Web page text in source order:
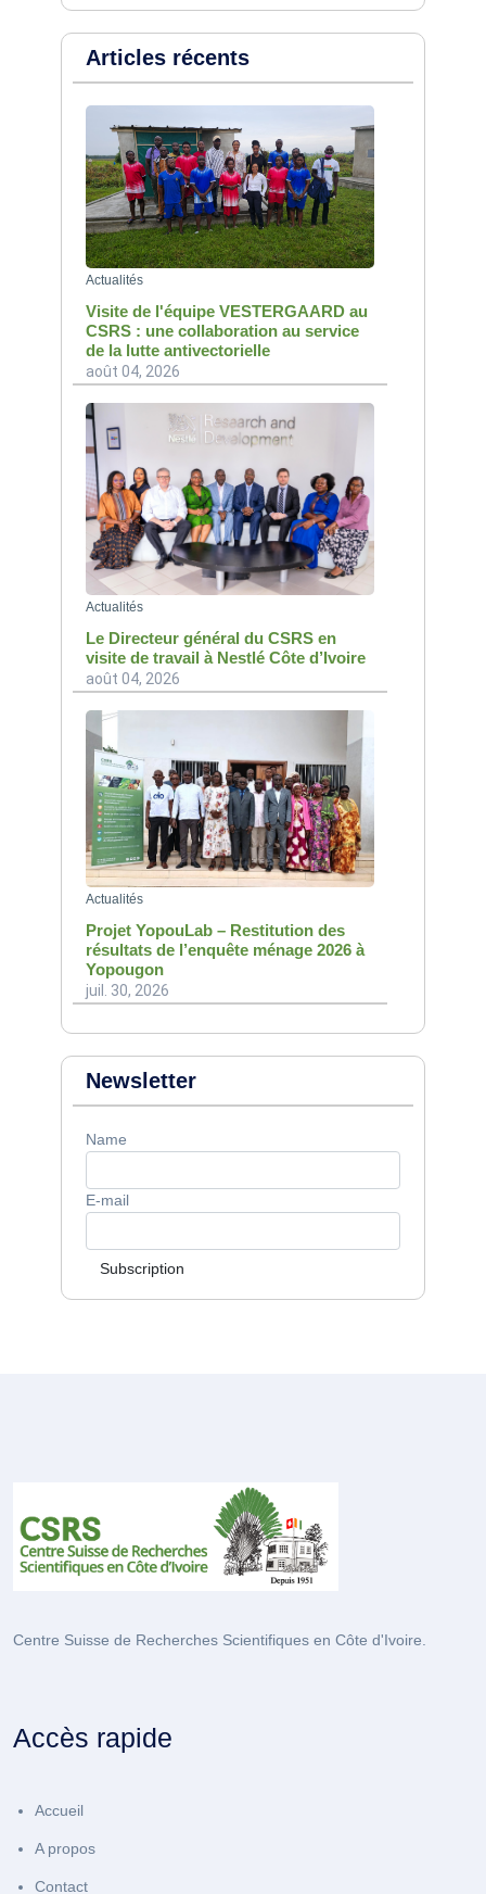
Articles récents
Actualités
Visite de l'équipe VESTERGAARD au
CSRS : une collaboration au service
de la lutte antivectorielle
août 04, 2026
Actualités
Le Directeur général du CSRS en
visite de travail à Nestlé Côte d’Ivoire
août 04, 2026
Actualités
Projet YopouLab – Restitution des
résultats de l’enquête ménage 2026 à
Yopougon
juil. 30, 2026
Newsletter
Name
E-mail
Subscription
Centre Suisse de Recherches Scientifiques en Côte d'Ivoire.
Accès rapide
Accueil
A propos
Contact